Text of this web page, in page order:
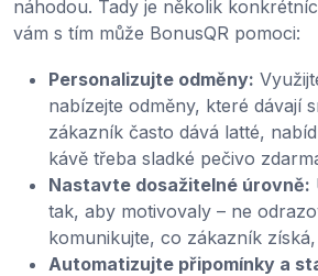
náhodou. Tady je několik
vám s tím může BonusQR pomoci:
Personalizujte odměny:
nabízejte odměny, které dávají
zákazník často dává latté,
kávě třeba sladké pečivo
Nastavte dosažitelné úrovně:
tak, aby motivovaly – ne
komunikujte, co zákazník
Automatizujte připomínky a